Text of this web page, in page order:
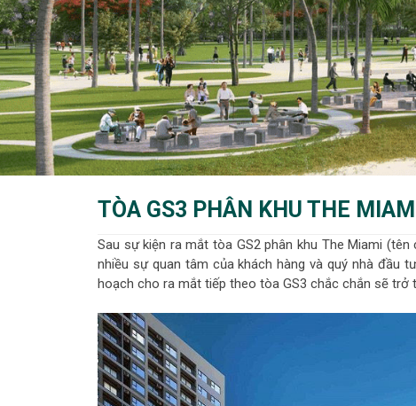
TÒA GS3 PHÂN KHU THE
Sau sự kiện ra mắt tòa GS2 phân khu The Miami
nhiều sự quan tâm của khách hàng và quý nhà đầu
hoạch cho ra mắt tiếp theo tòa GS3 chắc chắn sẽ